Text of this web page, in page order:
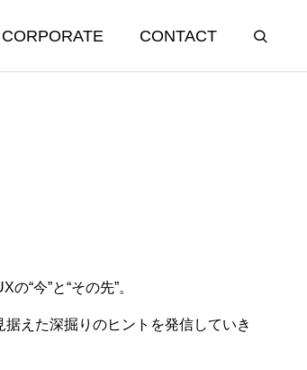
CORPORATE CONTACT
「こんな機能が欲しい」と言われ
“今”と“その先”。
えた深掘りのヒントを発信していき